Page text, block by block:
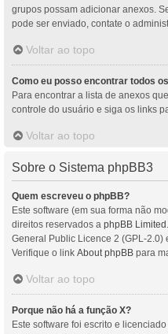
grupos possam adicionar anexos.
pode ser enviado, contate o
Voltar ao topo
Como eu posso encontrar todos
Para encontrar a lista de anexos
controle do usuário e siga os links
Voltar ao topo
Sobre o Sistema phpBB3
Quem escreveu o phpBB?
Este software (em sua forma não
direitos reservados a phpBB Limited
General Public Licence 2 (GPL-
Verifique o link About phpBB para
Voltar ao topo
Porque não há a função X?
Este software foi escrito e